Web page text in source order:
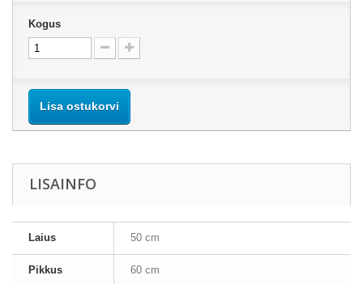
Kogus
Lisa ostukorvi
LISAINFO
Laius 50 cm
Pikkus 60 cm